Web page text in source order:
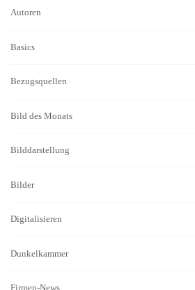
Autoren
Basics
Bezugsquellen
Bild des Monats
Bilddarstellung
Bilder
Digitalisieren
Dunkelkammer
Firmen-News